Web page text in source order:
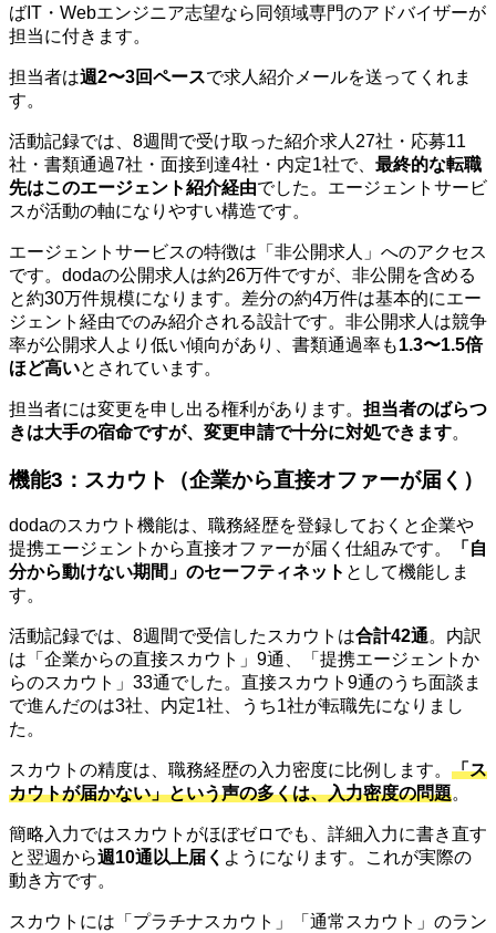
ばIT・Webエンジニア志望なら同領域専門のアドバイザーが
担当に付きます。
担当者は週2〜3回ペースで求人紹介メールを送ってくれま
す。
活動記録では、8週間で受け取った紹介求人27社・応募11
社・書類通過7社・面接到達4社・内定1社で、 最終的な転職
先はこのエージェント紹介経由でした。エージェントサービ
スが活動の軸になりやすい構造です。
エージェントサービスの特徴は「非公開求人」へのアクセス
です。dodaの公開求人は約26万件ですが、非公開を含める
と約30万件規模になります。差分の約4万件は基本的にエー
ジェント経由でのみ紹介される設計です。非公開求人は競争
率が公開求人より低い傾向があり、書類通過率も1.3〜1.5倍
ほど高いとされています。
担当者には変更を申し出る権利があります。 担当者のばらつ
きは大手の宿命ですが、変更申請で十分に対処できます。
機能3：スカウト（企業から直接オファーが届く）
dodaのスカウト機能は、職務経歴を登録しておくと企業や
提携エージェントから直接オファーが届く仕組みです。
「自
分から動けない期間」のセーフティネット として機能しま
す。
活動記録では、8週間で受信したスカウトは合計42通。内訳
は「企業からの直接スカウト」9通、「提携エージェントか
らのスカウト」33通でした。直接スカウト9通のうち面談ま
で進んだのは3社、内定1社、うち1社が転職先になりまし
た。
スカウトの精度は、職務経歴の入力密度に比例します。 「ス
カウトが届かない」という声の多くは、入力密度の問題。
簡略入力ではスカウトがほぼゼロでも、詳細入力に書き直す
と翌週から週10通以上届く ようになります。これが実際の
動き方です。
スカウトには「プラチナスカウト」「通常スカウト」のラン